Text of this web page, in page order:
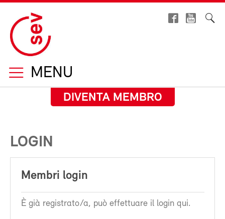
MENU
DIVENTA MEMBRO
LOGIN
Membri login
È già registrato/a, può effettuare il login qui.